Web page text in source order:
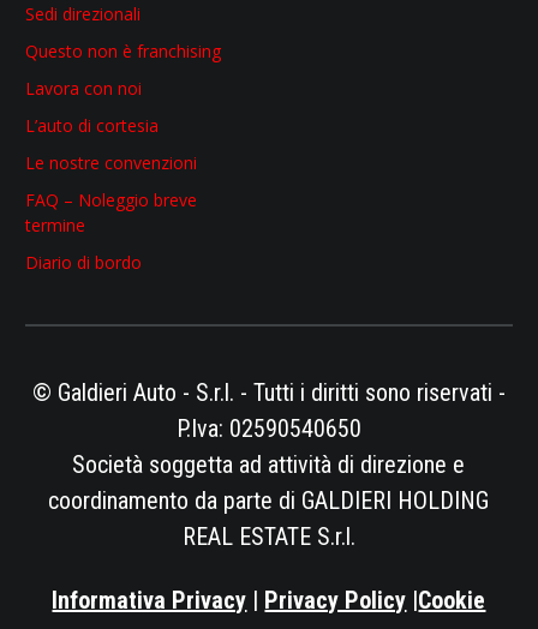
Sedi direzionali
Questo non è franchising
Lavora con noi
L’auto di cortesia
Le nostre convenzioni
FAQ – Noleggio breve
termine
Diario di bordo
© Galdieri Auto - S.r.l. - Tutti i diritti sono riservati -
P.Iva: 02590540650
Società soggetta ad attività di direzione e
coordinamento da parte di GALDIERI HOLDING
REAL ESTATE S.r.l.
Informativa Privacy | Privacy Policy |Cookie